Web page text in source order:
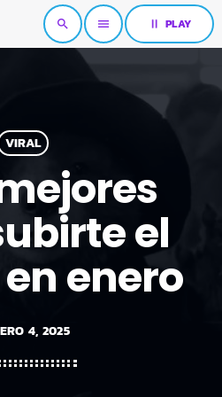
search menu pause PLAY
VIRAL
el
enero
4, 2025